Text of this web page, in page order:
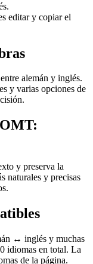
editar y copiar el
alemán y inglés.
y varias opciones de
y preserva la
naturales y precisas
↔ inglés y muchas
idiomas en total. La
de la página.